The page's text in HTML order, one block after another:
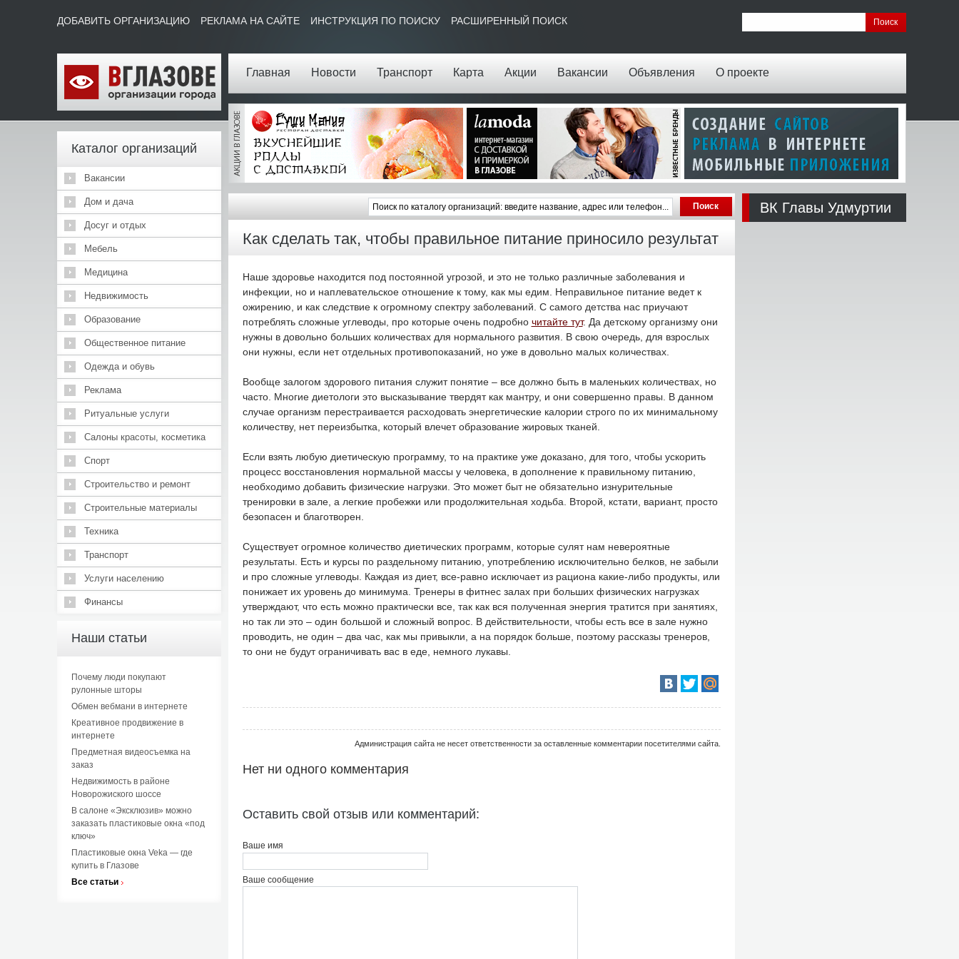
Главная Новости Транспорт Карта Акции Вакансии Объявления О проекте
ДОБАВИТЬ ОРГАНИЗАЦИЮ РЕКЛАМА НА САЙТЕ ИНСТРУКЦИЯ ПО ПОИСКУ РАСШИРЕННЫЙ ПОИСК
Каталог организаций
Вакансии
Дом и дача
Досуг и отдых
Мебель
Медицина
Недвижимость
Образование
Общественное питание
Одежда и обувь
Реклама
Ритуальные услуги
Салоны красоты, косметика
Спорт
Строительство и ремонт
Строительные материалы
Техника
Транспорт
Услуги населению
Финансы
Наши статьи
Почему люди покупают
рулонные шторы
Обмен вебмани в интернете
Креативное продвижение в
интернете
Предметная видеосъемка на
заказ
Недвижимость в районе
Новорожиского шоссе
В салоне «Эксклюзив» можно
заказать пластиковые окна «под
ключ»
Пластиковые окна Veka — где
купить в Глазове
Все статьи
Как сделать так, чтобы правильное питание приносило результат
Наше здоровье находится под постоянной угрозой, и это не только различные заболевания и
инфекции, но и наплевательское отношение к тому, как мы едим. Неправильное питание ведет к
ожирению, и как следствие к огромному спектру заболеваний. С самого детства нас приучают
потреблять сложные углеводы, про которые очень подробно читайте тут. Да детскому организму они
нужны в довольно больших количествах для нормального развития. В свою очередь, для взрослых
они нужны, если нет отдельных противопоказаний, но уже в довольно малых количествах.
Вообще залогом здорового питания служит понятие – все должно быть в маленьких количествах, но
часто. Многие диетологи это высказывание твердят как мантру, и они совершенно правы. В данном
случае организм перестраивается расходовать энергетические калории строго по их минимальному
количеству, нет переизбытка, который влечет образование жировых тканей.
Если взять любую диетическую программу, то на практике уже доказано, для того, чтобы ускорить
процесс восстановления нормальной массы у человека, в дополнение к правильному питанию,
необходимо добавить физические нагрузки. Это может быт не обязательно изнурительные
тренировки в зале, а легкие пробежки или продолжительная ходьба. Второй, кстати, вариант, просто
безопасен и благотворен.
Существует огромное количество диетических программ, которые сулят нам невероятные
результаты. Есть и курсы по раздельному питанию, употреблению исключительно белков, не забыли
и про сложные углеводы. Каждая из диет, все-равно исключает из рациона какие-либо продукты, или
понижает их уровень до минимума. Тренеры в фитнес залах при больших физических нагрузках
утверждают, что есть можно практически все, так как вся полученная энергия тратится при занятиях,
но так ли это – один большой и сложный вопрос. В действительности, чтобы есть все в зале нужно
проводить, не один – два час, как мы привыкли, а на порядок больше, поэтому рассказы тренеров,
то они не будут ограничивать вас в еде, немного лукавы.
Администрация сайта не несет ответственности за оставленные комментарии посетителями сайта.
Нет ни одного комментария
Оставить свой отзыв или комментарий:
Ваше имя
Ваше сообщение
ВК Главы Удмуртии